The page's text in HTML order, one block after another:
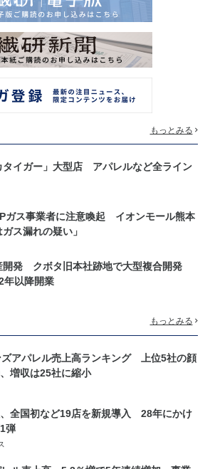
もっとみる
タイガー」大型店 アパレルなど全ライン
ガス事業者に注意喚起 イオンモール熊本
ス漏れの疑い」
開発 クボタ旧本社跡地で大型複合開発
年以降開業
もっとみる
アパレル売上高ランキング 上位5社の顔
増収は25社に縮小
全国初など19店を新規導入 28年にかけ
弾